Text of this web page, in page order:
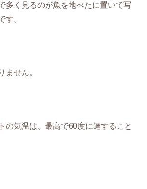
多く見るのが魚を地べたに置いて写
す。
ません。
の気温は、最高で60度に達すること